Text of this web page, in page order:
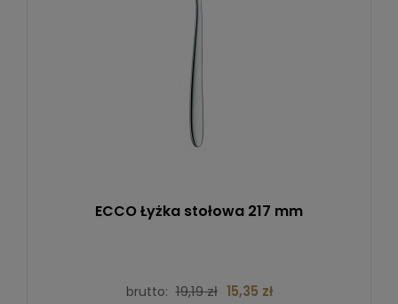
ECCO Łyżka stołowa 217 mm
brutto: 19,19 zł 15,35 zł